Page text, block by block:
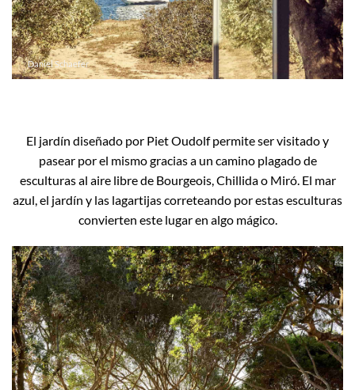
Daniel Schaefer
El jardín diseñado por Piet Oudolf permite ser visitado y
pasear por el mismo gracias a un camino plagado de
esculturas al aire libre de Bourgeois, Chillida o Miró. El mar
azul, el jardín y las lagartijas correteando por estas esculturas
convierten este lugar en algo mágico.